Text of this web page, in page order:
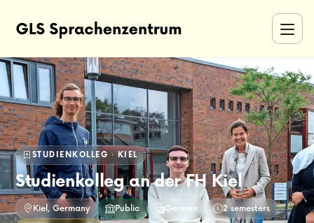
STUDIENKOLLEG · KIEL
Studienkolleg an der FH Kiel
Kiel, Germany Public German
2 semesters